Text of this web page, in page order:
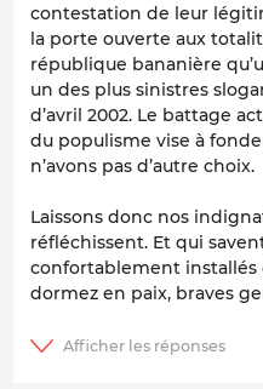
contestation de leur
la porte ouverte aux
république bananière
un des plus sinistres
d’avril 2002. Le battage
du populisme vise à
n’avons pas d’autre choix.
Laissons donc nos
réfléchissent. Et qui
confortablement installés
dormez en paix, braves